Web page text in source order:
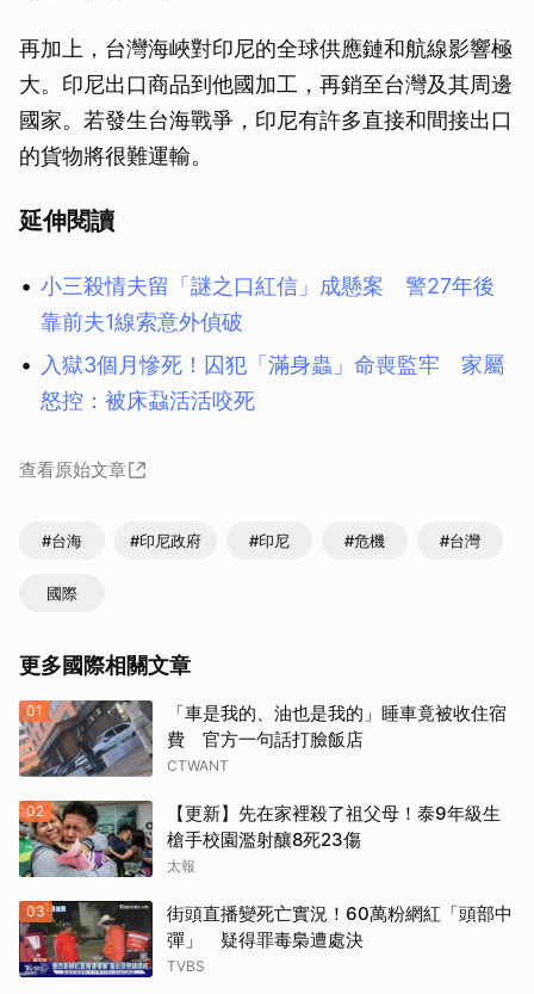
再加上，台灣海峽對印尼的全球供應鏈和航線影響極
大。印尼出口商品到他國加工，再銷至台灣及其周邊
國家。若發生台海戰爭，印尼有許多直接和間接出口
的貨物將很難運輸。
延伸閱讀
小三殺情夫留「謎之口紅信」成懸案 警27年後
靠前夫1線索意外偵破
入獄3個月慘死！囚犯「滿身蟲」命喪監牢 家屬
怒控：被床蝨活活咬死
查看原始文章
#台海 #印尼政府 #印尼 #危機 #台灣
國際
更多國際相關文章
01
「車是我的、油也是我的」睡車竟被收住宿
費 官方一句話打臉飯店
CTWANT
02
【更新】先在家裡殺了祖父母！泰9年級生
槍手校園濫射釀8死23傷
太報
03
街頭直播變死亡實況！60萬粉網紅「頭部中
彈」 疑得罪毒梟遭處決
TVBS